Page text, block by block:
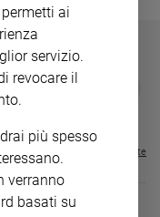
Visualizza tutte le riviste
ai
servizio.
revocare il
più spesso
verranno
basati su